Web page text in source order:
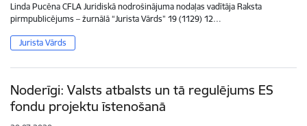
Linda Pucēna CFLA Juridiskā nodrošinājuma nodaļas vadītāja Raksta
pirmpublicējums – žurnālā “Jurista Vārds” 19 (1129) 12…
Jurista Vārds
Noderīgi: Valsts atbalsts un tā regulējums ES
fondu projektu īstenošanā